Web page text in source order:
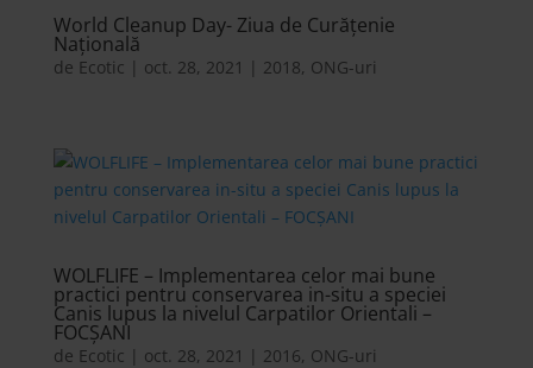
World Cleanup Day- Ziua de Curățenie
Națională
de Ecotic | oct. 28, 2021 | 2018, ONG-uri
WOLFLIFE – Implementarea celor mai bune
practici pentru conservarea in-situ a speciei
Canis lupus la nivelul Carpatilor Orientali –
FOCȘANI
de Ecotic | oct. 28, 2021 | 2016, ONG-uri